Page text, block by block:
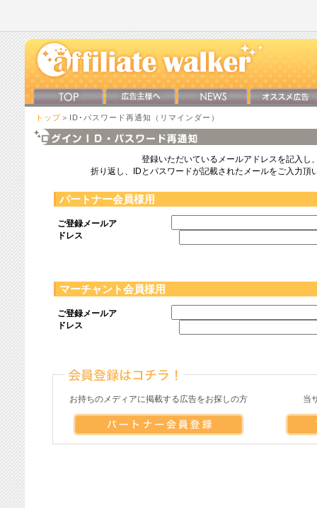
トップ ＞ID･パスワード再通知（リマインダー）
登録いただいているメールアドレスを記入し
折り返し、IDとパスワードが記載されたメールをご入力頂
パートナー会員様用
ご登録メールア
ドレス
マーチャント会員様用
ご登録メールア
ドレス
お持ちのメディアに掲載する広告をお探しの方 当